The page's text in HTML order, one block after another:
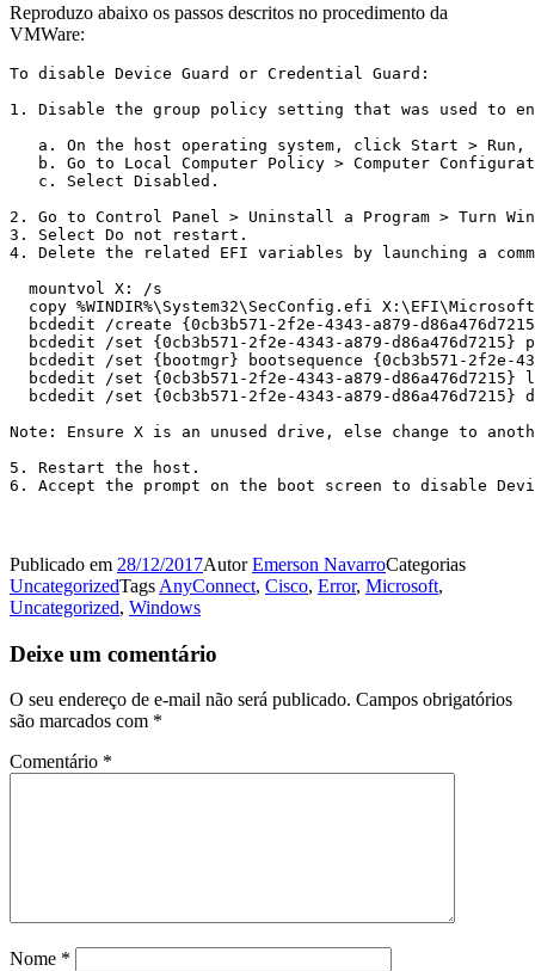
Reproduzo abaixo os passos descritos no procedimento da
VMWare:
To disable Device Guard or Credential Guard:
1. Disable the group policy setting that was used to
a. On the host operating system, click Start >
b. Go to Local Computer Policy > Computer
   c. Select Disabled.
2. Go to Control Panel > Uninstall a Program > Turn
3. Select Do not restart.
4. Delete the related EFI variables by launching a
mountvol X: /s
copy %WINDIR%\System32\SecConfig.efi
bcdedit /create {0cb3b571-2f2e-4343-a879-
bcdedit /set {0cb3b571-2f2e-4343-a879-
bcdedit /set {bootmgr} bootsequence {0cb3b571-2f2e-
bcdedit /set {0cb3b571-2f2e-4343-a879-d86a476d7215}
bcdedit /set {0cb3b571-2f2e-4343-a879-
Note: Ensure X is an unused drive, else change to
5. Restart the host.
6. Accept the prompt on the boot screen to disable
Publicado em 28/12/2017AutorEmerson NavarroCategorias
UncategorizedTags AnyConnect, Cisco, Error, Microsoft,
Uncategorized, Windows
Deixe um comentário
O seu endereço de e-mail não será publicado. Campos obrigatórios
são marcados com *
Comentário *
Nome *